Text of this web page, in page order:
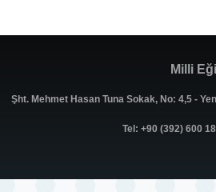
Milli
Şht. Mehmet Hasan Tuna Sokak, No: 4,5 -
Tel: +90 (392) 600